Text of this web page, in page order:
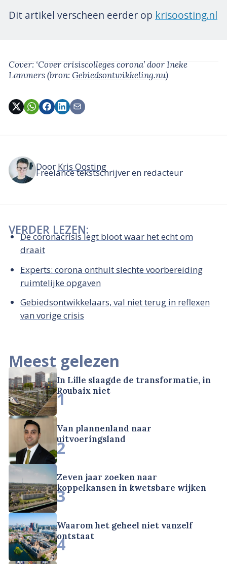
Dit artikel verscheen eerder op krisoosting.nl
Cover: ‘Cover crisiscolleges corona’door Ineke
Lammers(bron: Gebiedsontwikkeling.nu)
Door Kris Oosting
Freelance tekstschrijver en redacteur
VERDER LEZEN:
De coronacrisis legt bloot waar het echt om
draait
Experts: corona onthult slechte voorbereiding
ruimtelijke opgaven
Gebiedsontwikkelaars, val niet terug in reflexen
van vorige crisis
Meest gelezen
In Lille slaagde de transformatie, in
Roubaix niet
1
Van plannenland naar
uitvoeringsland
2
Zeven jaar zoeken naar
koppelkansen in kwetsbare wijken
3
Waarom het geheel niet vanzelf
ontstaat
4